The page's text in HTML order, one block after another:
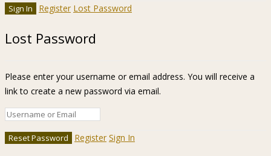
Register Lost Password
Lost Password
Please enter your username or email address. You will receive a
link to create a new password via email.
Register Sign In